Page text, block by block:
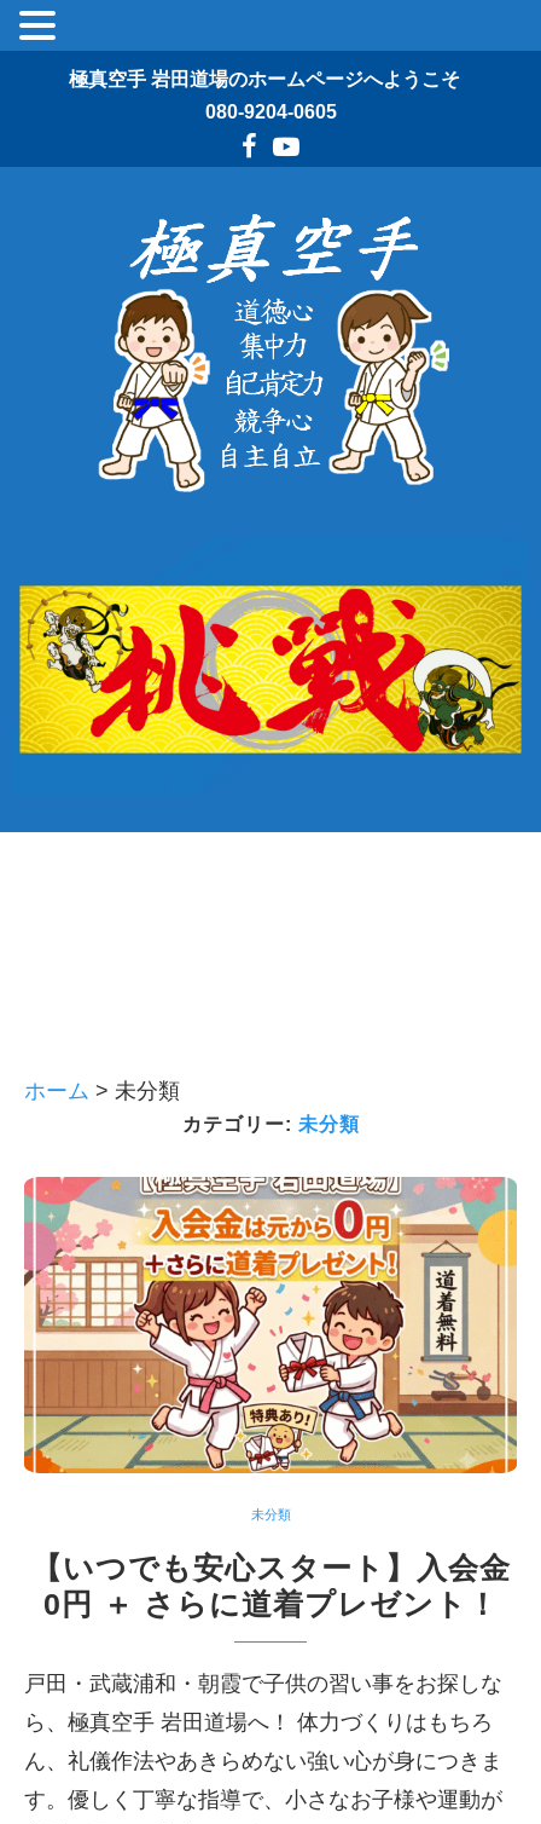
極真空手 岩田道場のホームページへようこそ
080-9204-0605
ホーム > 未分類
カテゴリー: 未分類
未分類
【いつでも安心スタート】入会金
0円 ＋ さらに道着プレゼント！
戸田・武蔵浦和・朝霞で子供の習い事をお探しな
ら、極真空手 岩田道場へ！ 体力づくりはもちろ
ん、礼儀作法やあきらめない強い心が身につきま
す。優しく丁寧な指導で、小さなお子様や運動が